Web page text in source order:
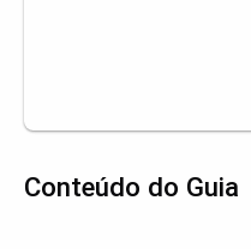
Conteúdo do Guia